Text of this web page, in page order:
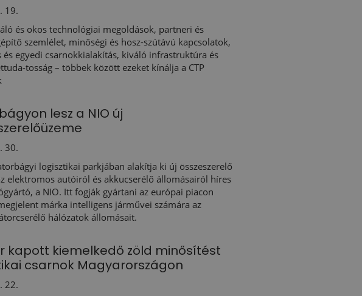
19.
és okos technológiai megoldások, partneri és
szemlélet, minőségi és hosz-szútávú kapcsolatok,
és egyedi csarnokkialakítás, kiváló infrastruktúra és
tosság – többek között ezeket kínálja a CTP
lesz a NIO új
30.
logisztikai parkjában alakítja ki új összeszerelő
elektromos autóiról és akkucserélő állomásairól híres
a NIO. Itt fogják gyártani az európai piacon
márka intelligens járművei számára az
hálózatok állomásait.
kapott kiemelkedő zöld minősítést
csarnok Magyarországon
22.